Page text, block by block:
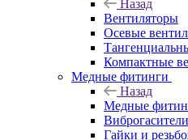
Назад
Вентиляторы
Осевые
Компактные
Медные фитинги
Назад
Медные
Виброгасители
Гайки и